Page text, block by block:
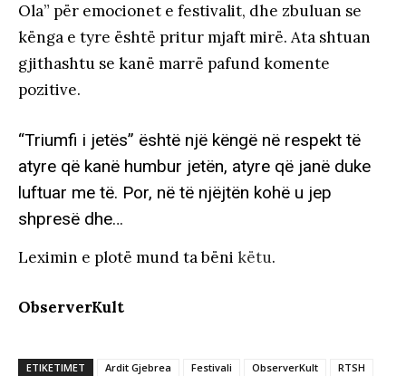
Ola” për emocionet e festivalit, dhe zbuluan se
kënga e tyre është pritur mjaft mirë. Ata shtuan
gjithashtu se kanë marrë pafund komente
pozitive.
“Triumfi i jetës” është një këngë në respekt të
atyre që kanë humbur jetën, atyre që janë duke
luftuar me të. Por, në të njëjtën kohë u jep
shpresë dhe…
Leximin e plotë mund ta bëni këtu.
ObserverKult
ETIKETIMET Ardit Gjebrea Festivali ObserverKult RTSH